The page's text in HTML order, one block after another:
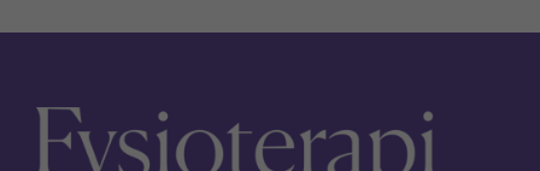
att hemsidan